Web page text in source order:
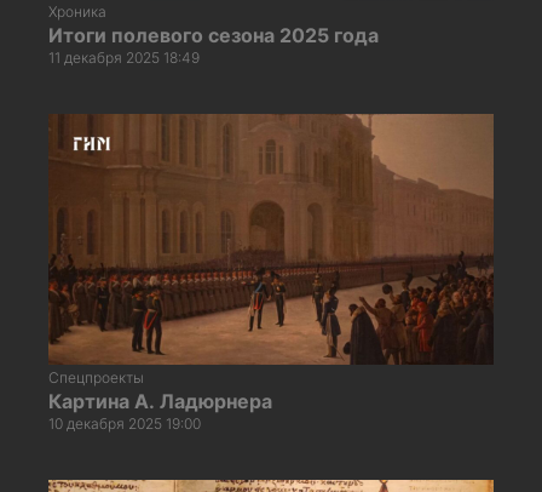
Хроника
Итоги полевого сезона 2025 года
11 декабря 2025 18:49
Спецпроекты
Картина А. Ладюрнера
10 декабря 2025 19:00